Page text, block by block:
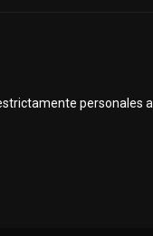
personales a